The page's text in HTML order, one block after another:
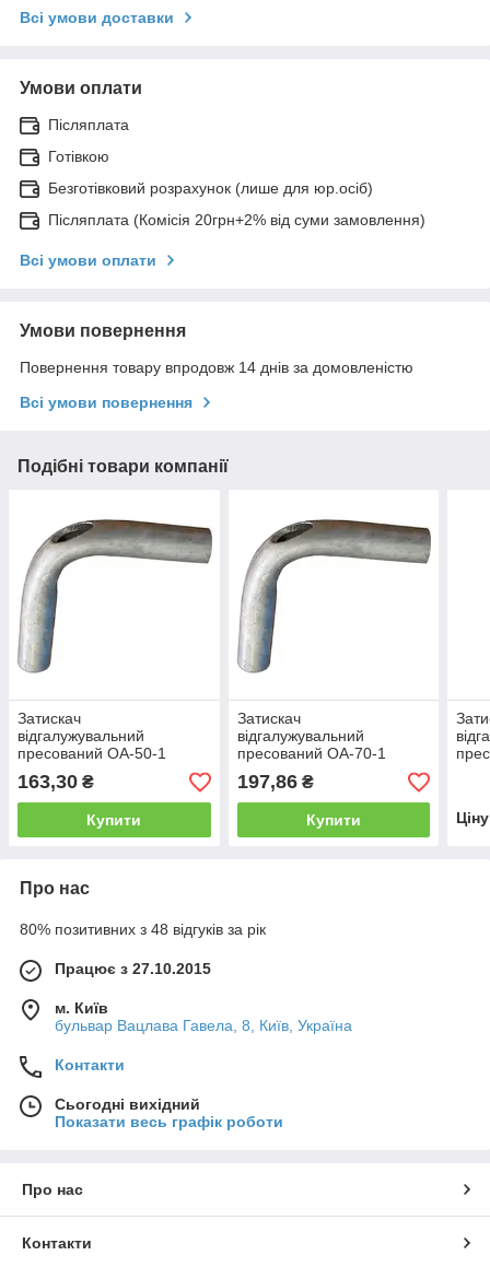
Всі умови доставки
Умови оплати
Післяплата
Готівкою
Безготівковий розрахунок (лише для юр.осіб)
Післяплата (Комісія 20грн+2% від суми замовлення)
Всі умови оплати
Умови повернення
Повернення товару впродовж 14 днів за домовленістю
Всі умови повернення
Подібні товари компанії
Затискач
відгалужувальний
пресований ОА-50-1
163,30 ₴
Купити
Затискач
відгалужувальний
пресований ОА-70-1
197,86₴
Купити
Про нас
80% позитивних з 48 відгуків за рік
Працює з 27.10.2015
м. Київ
бульвар Вацлава Гавела, 8, Київ, Україна
Контакти
Сьогодні вихідний
Показати весь графік роботи
Про нас
Контакти